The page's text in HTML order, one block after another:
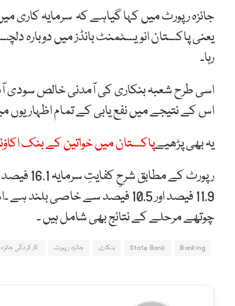
جائزہ رپورٹ میں کہا گیاہے کہ سرمایہ کاری
یعنی پاکستان انویسٹمنٹ بانڈز میں دوبارہ
رہا۔
اس کے نتیجے میں نفع یابی کے تمام اظہاریوں
یہ بھی پڑھیےپاکستان میں خواتین کے بنک
رپورٹ
11.9 فیصد اور 10.5 فیصد سے
چوتھے مرحلے کے نتائج بھی شامل ہیں ۔
Banking
State Bank بنکاری جائزہ رپورٹ کارکردگی